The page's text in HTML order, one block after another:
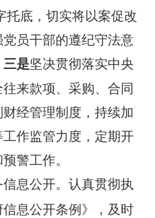
托底，切实将以案促改
员干部的遵纪守法意
三是坚决贯彻落实中央
来款项、采购、合同
经管理制度，持续加
作监管力度，定期开
警工作。
息公开。 认真贯彻执
息公开条例》，及时